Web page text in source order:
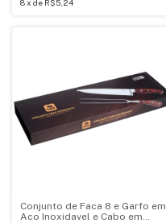
8x de R$5,24
Conjunto de Faca 8 e Garfo em
Aco Inoxidavel e Cabo em